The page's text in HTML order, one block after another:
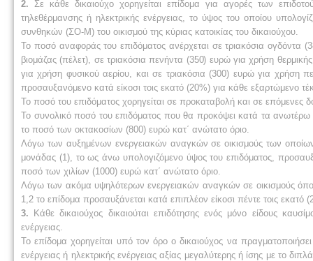
2. Σε κάθε δικαιούχο χορηγείται επίδομα για αγορές των
τηλεθέρμανσης ή ηλεκτρικής ενέργειας, το ύψος του οποίου
συνθηκών (ΣΟ-Μ) του οικισμού της κύριας κατοικίας του δικαιούχου.
Το ποσό αναφοράς του επιδόματος ανέρχεται σε τριακόσια ογδόντα
βιομάζας (πέλετ), σε τριακόσια πενήντα (350) ευρώ για χρήση
για χρήση φυσικού αερίου, και σε τριακόσια (300) ευρώ για χρήση
προσαυξανόμενο κατά είκοσι τοις εκατό (20%) για κάθε εξαρτώμενο
Το ποσό του επιδόματος χορηγείται σε προκαταβολή και σε επόμενες
Το συνολικό ποσό του επιδόματος που θα προκόψει κατά τα
το ποσό των οκτακοσίων (800) ευρώ κατ΄ ανώτατο όριο.
Λόγω των αυξημένων ενεργειακών αναγκών σε οικισμούς των
μονάδας (1), το ως άνω υπολογιζόμενο ύψος του επιδόματος,
ποσό των χιλίων (1000) ευρώ κατ΄ ανώτατο όριο.
Λόγω των ακόμα υψηλότερων ενεργειακών αναγκών σε οικισμούς
1,2 το επίδομα προσαυξάνεται κατά επιπλέον είκοσι πέντε τοις
3.
Κάθε δικαιούχος δικαιούται επιδότησης ενός μόνο είδους
ενέργειας.
Το επίδομα χορηγείται υπό τον όρο ο δικαιούχος να
ενέργειας ή ηλεκτρικής ενέργειας αξίας μεγαλύτερης ή ίσης με το